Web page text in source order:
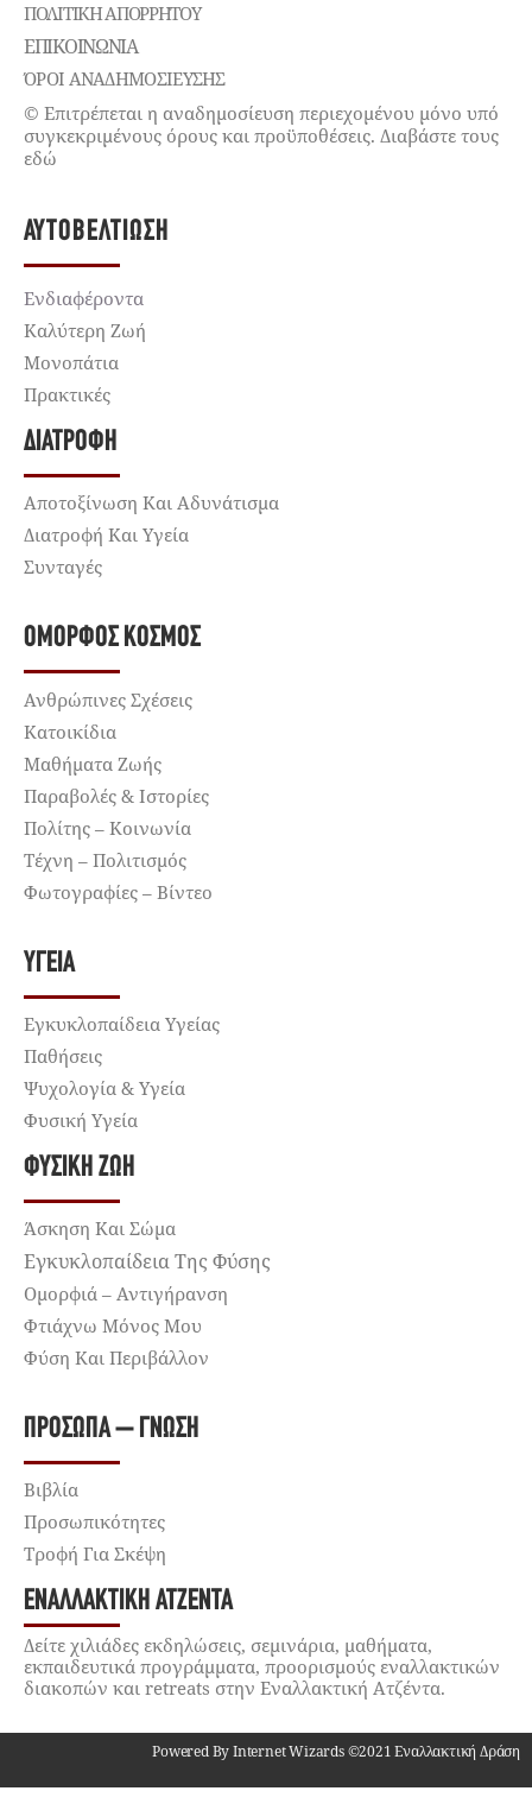
ΠΟΛΙΤΙΚΉ ΑΠΟΡΡΉΤΟΥ
ΕΠΙΚΟΙΝΩΝΊΑ
ΌΡΟΙ ΑΝΑΔΗΜΟΣΙΕΥΣΗΣ
© Επιτρέπεται η αναδημοσίευση περιεχομένου μόνο υπό
συγκεκριμένους όρους και προϋποθέσεις. Διαβάστε τους
εδώ
ΑΥΤΟΒΕΛΤΊΩΣΗ
Ενδιαφέροντα
Καλύτερη Ζωή
Μονοπάτια
Πρακτικές
ΔΙΑΤΡΟΦΉ
Αποτοξίνωση Και Αδυνάτισμα
Διατροφή Και Υγεία
Συνταγές
ΌΜΟΡΦΟΣ ΚΌΣΜΟΣ
Ανθρώπινες Σχέσεις
Κατοικίδια
Μαθήματα Ζωής
Παραβολές & Ιστορίες
Πολίτης – Κοινωνία
Τέχνη – Πολιτισμός
Φωτογραφίες – Βίντεο
ΥΓΕΊΑ
Εγκυκλοπαίδεια Υγείας
Παθήσεις
Ψυχολογία & Υγεία
Φυσική Υγεία
ΦΥΣΙΚΉ ΖΩΉ
Άσκηση Και Σώμα
Εγκυκλοπαίδεια Της Φύσης
Ομορφιά – Αντιγήρανση
Φτιάχνω Μόνος Μου
Φύση Και Περιβάλλον
ΠΡΌΣΩΠΑ – ΓΝΏΣΗ
Βιβλία
Προσωπικότητες
Τροφή Για Σκέψη
ΕΝΑΛΛΑΚΤΙΚΉ ΑΤΖΈΝΤΑ
Δείτε χιλιάδες εκδηλώσεις, σεμινάρια, μαθήματα,
εκπαιδευτικά προγράμματα, προορισμούς εναλλακτικών
διακοπών και retreats στην Εναλλακτική Ατζέντα.
Powered By Internet Wizards ©2021 Εναλλακτική Δράση